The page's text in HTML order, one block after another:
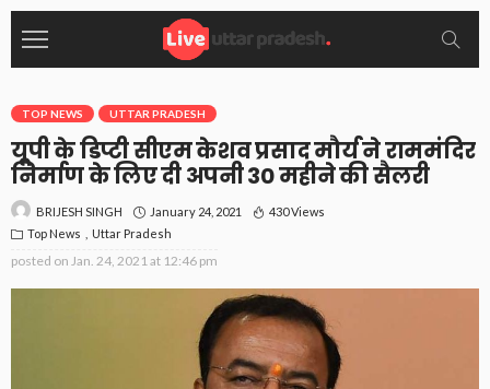
TOP NEWS UTTAR PRADESH
यूपी के डिप्टी सीएम केशव प्रसाद मौर्य ने राममंदिर
निर्माण के लिए दी अपनी 30 महीने की सैलरी
BRIJESH SINGH January 24, 2021
430 Views
Top News
Uttar Pradesh
posted on Jan. 24, 2021 at 12:46 pm